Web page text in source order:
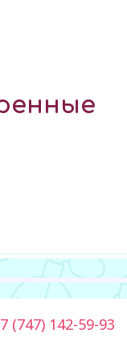
(747) 142-59-93